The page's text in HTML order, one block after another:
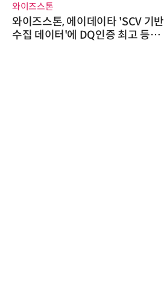
와이즈스톤
와이즈스톤, 에이데이타 'SCV 기반
수집 데이터'에 DQ인증 최고 등급